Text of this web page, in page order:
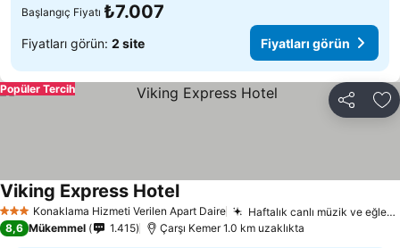
Başlangıç Fiyatı ₺7.007
Fiyatları görün: 2 site Fiyatları görün
Paylaş
Popüler Tercih
3 YıldızKonaklama Hizmeti Verilen Apart Daire Haftalık canlı müzik ve eğlence
Viking Express HotelFiyatları görün
8,6 Mükemmel 1.415 Çarşı Kemer 1.0 km uzaklıkta